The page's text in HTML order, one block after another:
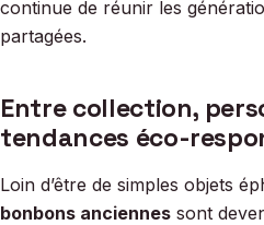
continue de réunir les
partagées.
Entre collection,
tendances éco-
Loin d’être de simples objets
bonbons anciennes sont